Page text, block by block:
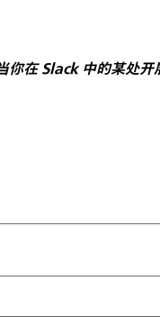
你在 Slack 中的某处